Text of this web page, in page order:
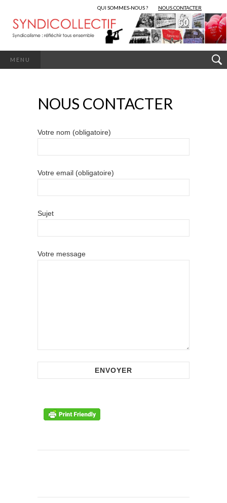
QUI SOMMES-NOUS ? NOUS CONTACTER
MENU
NOUS CONTACTER
Votre nom (obligatoire)
Votre email (obligatoire)
Sujet
Votre message